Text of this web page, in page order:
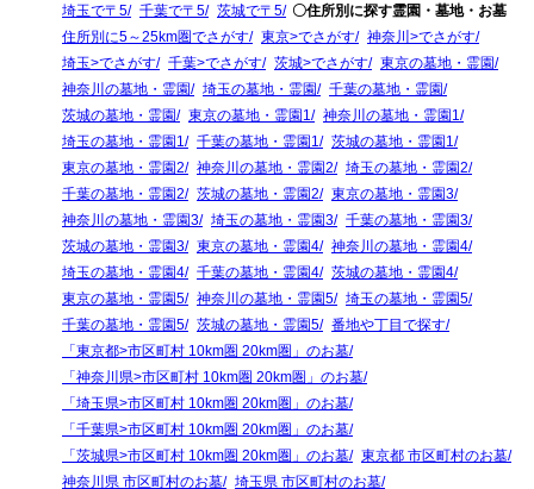
埼玉で〒5
千葉で〒5 茨城で〒5
〇住所別に探す霊園・墓地・お墓
住所別に5～25km圏でさがす
東京>でさがす
神奈川>でさがす
埼玉>でさがす
千葉>でさがす 茨城>でさがす
東京の墓地・霊園
神奈川の墓地・霊園
埼玉の墓地・霊園
千葉の墓地・霊園
茨城の墓地・霊園
東京の墓地・霊園1
神奈川の墓地・霊園1
埼玉の墓地・霊園1
千葉の墓地・霊園1
茨城の墓地・霊園1
東京の墓地・霊園2
神奈川の墓地・霊園2
埼玉の墓地・霊園2
千葉の墓地・霊園2
茨城の墓地・霊園2
東京の墓地・霊園3
神奈川の墓地・霊園3
埼玉の墓地・霊園3
千葉の墓地・霊園3
茨城の墓地・霊園3
東京の墓地・霊園4
神奈川の墓地・霊園4
埼玉の墓地・霊園4
千葉の墓地・霊園4
茨城の墓地・霊園4
東京の墓地・霊園5
神奈川の墓地・霊園5
埼玉の墓地・霊園5
千葉の墓地・霊園5
茨城の墓地・霊園5
番地や丁目で探す
「東京都>市区町村 10km圏 20km圏」のお墓
「神奈川県>市区町村 10km圏 20km圏」のお墓
「埼玉県>市区町村 10km圏 20km圏」のお墓
「千葉県>市区町村 10km圏 20km圏」のお墓
「茨城県>市区町村 10km圏 20km圏」のお墓
東京都 市区町村のお墓
神奈川県 市区町村のお墓
埼玉県 市区町村のお墓